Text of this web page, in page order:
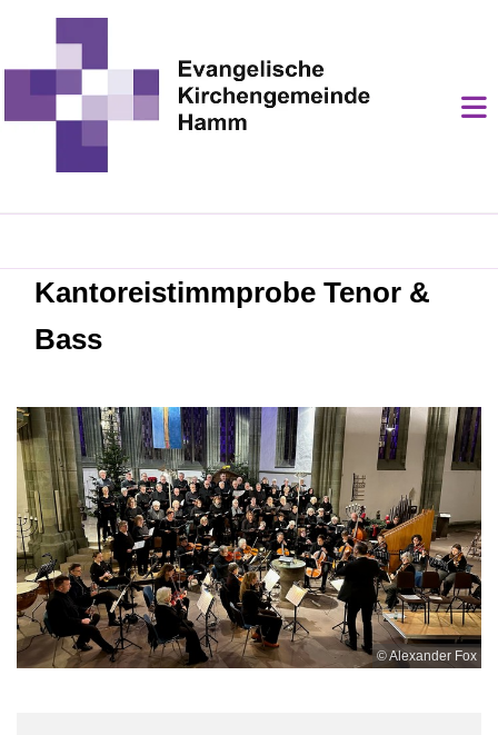
Kantoreistimmprobe Tenor &
Bass
© Alexander Fox